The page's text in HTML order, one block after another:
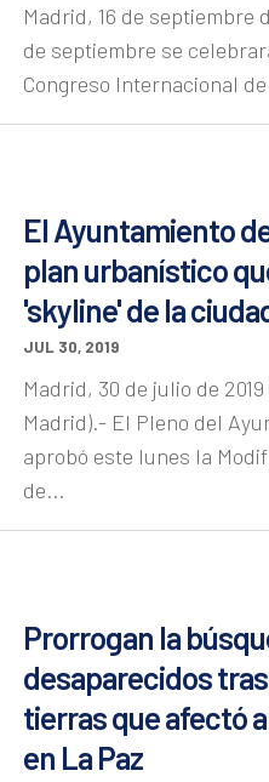
Madrid, 16 de septiembre
de septiembre se
Congreso Internacional
El Ayuntamiento
plan urbanístico
'skyline' de la
JUL 30, 2019
Madrid, 30 de julio de
Madrid).- El Pleno del
aprobó este lunes la
de...
Prorrogan la
desaparecidos
tierras que afectó
en La Paz